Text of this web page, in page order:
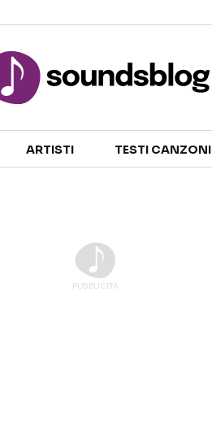
TALENT SHOW
ARTISTI TESTI CANZONI